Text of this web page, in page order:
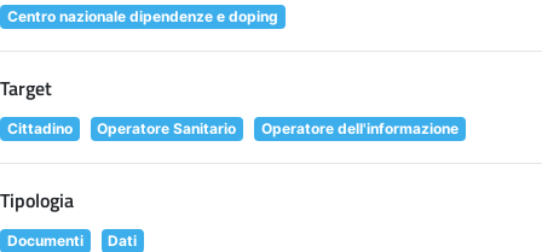
Centro nazionale dipendenze e doping
Target
Cittadino Operatore Sanitario Operatore dell'informazione
Tipologia
Documenti Dati